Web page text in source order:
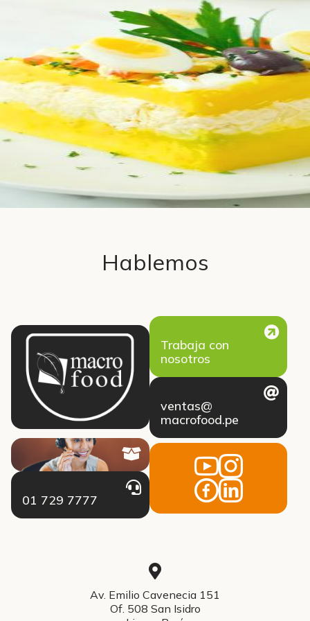
Hablemos
Trabaja con
nosotros
ventas@
macrofood.pe
01 729 7777
Av. Emilio Cavenecia 151
Of. 508 San Isidro